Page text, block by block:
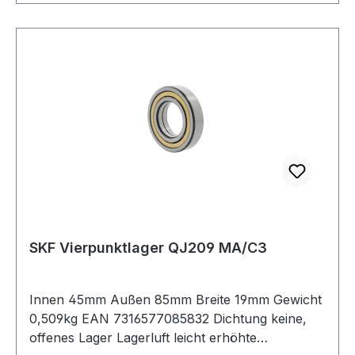
SKF Vierpunktlager QJ209 MA/C3
Innen 45mm Außen 85mm Breite 19mm Gewicht
0,509kg EAN 7316577085832 Dichtung keine,
offenes Lager Lagerluft leicht erhöhte